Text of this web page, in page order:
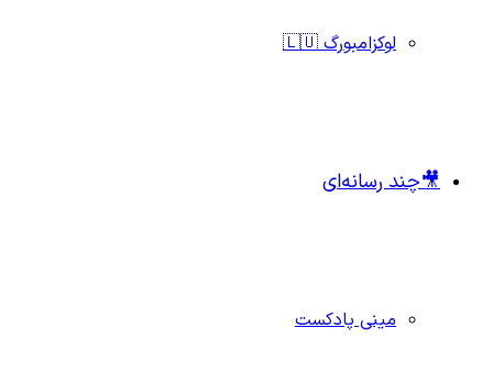
لوکزامبورگ 🇱🇺
🎥چند رسانه‌ای
مینی پادکست